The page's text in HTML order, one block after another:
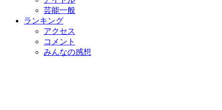
芸能一般
ランキング
アクセス
コメント
みんなの感想